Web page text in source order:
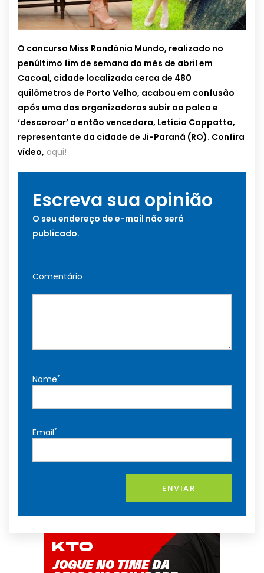
O concurso Miss Rondônia Mundo, realizado no
penúltimo fim de semana do mês de abril em
Cacoal, cidade localizada cerca de 480
quilômetros de Porto Velho, acabou em confusão
após uma das organizadoras subir ao palco e
‘descoroar’ a então vencedora, Letícia Cappatto,
representante da cidade de Ji-Paraná (RO). Confira
vídeo, aqui!
Escreva sua opinião
O seu endereço de e-mail não será
publicado.
Comentário
Nome*
Email*
ENVIAR